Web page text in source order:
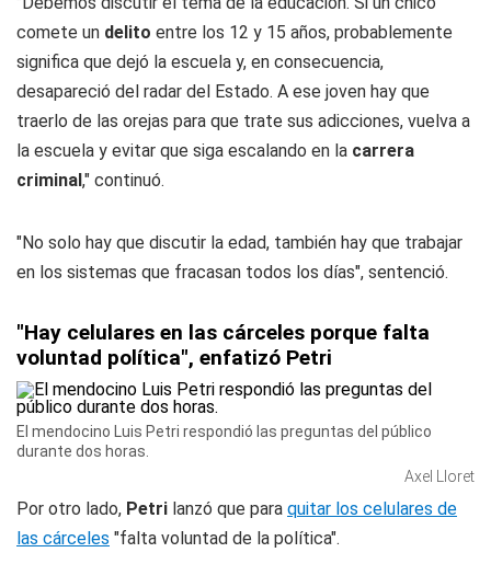
comete un delito entre los 12 y 15 años, probablemente
significa que dejó la escuela y, en consecuencia,
desapareció del radar del Estado. A ese joven hay que
traerlo de las orejas para que trate sus adicciones, vuelva a
la escuela y evitar que siga escalando en la carrera
criminal," continuó.
"No solo hay que discutir la edad, también hay que trabajar
en los sistemas que fracasan todos los días", sentenció.
"Hay celulares en las cárceles porque falta
voluntad política", enfatizó Petri
El mendocino Luis Petri respondió las preguntas del público
durante dos horas.
Axel Lloret
Por otro lado, Petri lanzó que para quitar los celulares de
las cárceles "falta voluntad de la política".